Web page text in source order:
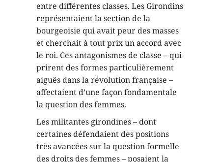
entre différentes classes. Les Girondins
représentaient la section de la
bourgeoisie qui avait peur des masses
et cherchait à tout prix un accord avec
le roi. Ces antagonismes de classe – qui
prirent des formes particulièrement
aiguës dans la révolution française –
affectaient d’une façon fondamentale
la question des femmes.
Les militantes girondines – dont
certaines défendaient des positions
très avancées sur la question formelle
des droits des femmes – posaient la